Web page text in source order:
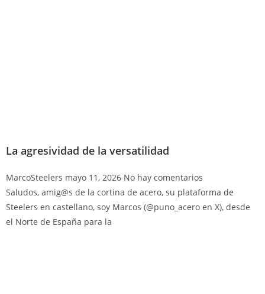
La agresividad de la versatilidad
MarcoSteelers mayo 11, 2026 No hay comentarios
Saludos, amig@s de la cortina de acero, su plataforma de
Steelers en castellano, soy Marcos (@puno_acero en X), desde
el Norte de España para la